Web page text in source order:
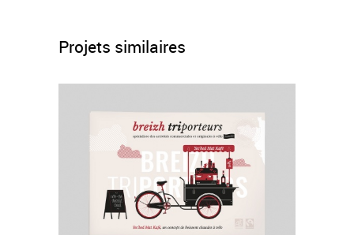
Projets similaires